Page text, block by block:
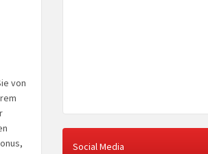
von
Social Media